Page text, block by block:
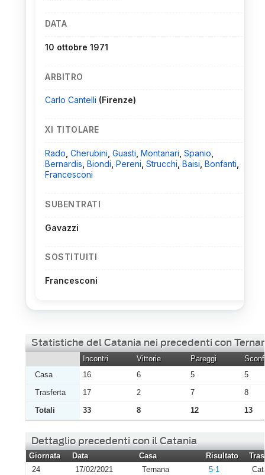
DATA
10 ottobre 1971
ARBITRO
Carlo Cantelli (Firenze)
XI TITOLARE
Rado Cherubini Guasti Montanari Spanio
Bernardis Biondi Pereni Strucchi Baisi Bonfanti
Francesconi
SUBENTRATI
Gavazzi
SOSTITUITI
Francesconi
Statistiche del Catania nei precedenti con
Incontri Vittorie Pareggi
Casa
16 6 5
5
Trasferta
17 2 7
8
Totali
33 8 12 13
Dettaglio precedenti con il Catania
Giornata Data Casa Risultato
24
17/02/2021 Ternana 5-1